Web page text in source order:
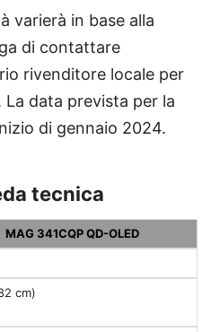
varierà in base alla
di contattare
rivenditore locale per
data prevista per la
di gennaio 2024.
tecnica
MAG 341CQP QD-OLED
cm)